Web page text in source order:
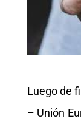
Luego de
– Unión